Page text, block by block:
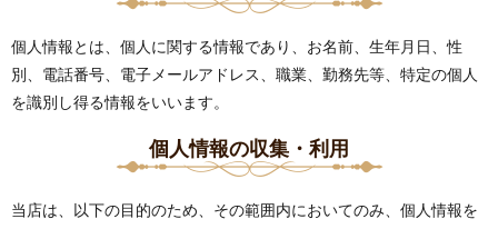
個人情報とは、個人に関する情報であり、お名前、生年月日、性
別、電話番号、電子メールアドレス、職業、勤務先等、特定の個人
を識別し得る情報をいいます。
個人情報の収集・利用
当店は、以下の目的のため、その範囲内においてのみ、個人情報を